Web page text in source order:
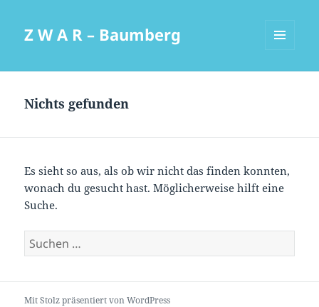
Z W A R – Baumberg
Nichts gefunden
Es sieht so aus, als ob wir nicht das finden konnten,
wonach du gesucht hast. Möglicherweise hilft eine
Suche.
Suchen
nach:
Mit Stolz präsentiert von WordPress